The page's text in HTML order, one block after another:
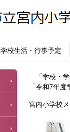
学校生活・行事予定
「学校・学
「令和7年
宮内小学校